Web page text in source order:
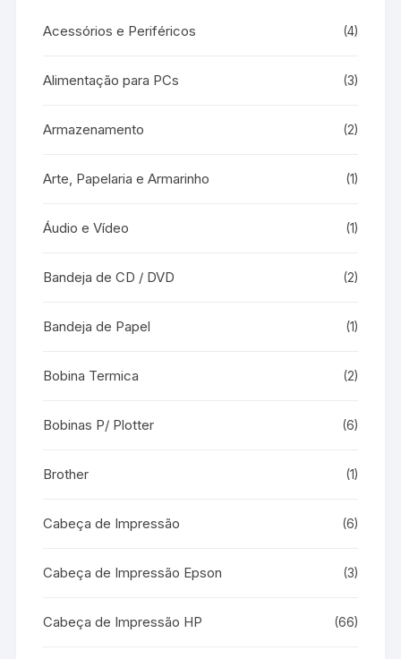
Acessórios e Periféricos (4)
Alimentação para PCs (3)
Armazenamento (2)
Arte, Papelaria e Armarinho (1)
Áudio e Vídeo (1)
Bandeja de CD / DVD (2)
Bandeja de Papel (1)
Bobina Termica (2)
Bobinas P/ Plotter (6)
Brother (1)
Cabeça de Impressão (6)
Cabeça de Impressão Epson (3)
Cabeça de Impressão HP (66)